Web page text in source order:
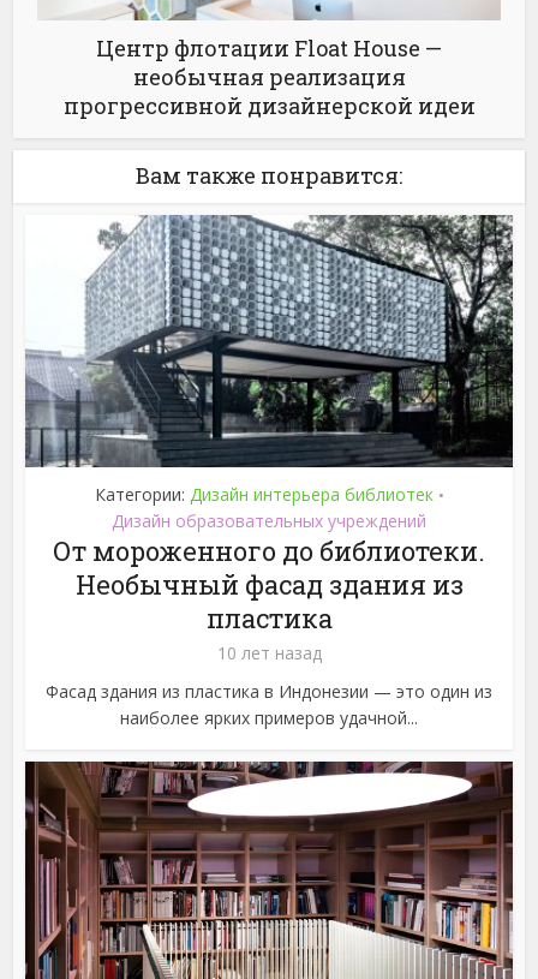
Центр флотации Float House —
необычная реализация
прогрессивной дизайнерской идеи
Вам также понравится:
Категории: Дизайн интерьера библиотек •
Дизайн образовательных учреждений
От мороженного до библиотеки.
Необычный фасад здания из
пластика
10 лет назад
Фасад здания из пластика в Индонезии — это один из
наиболее ярких примеров удачной...